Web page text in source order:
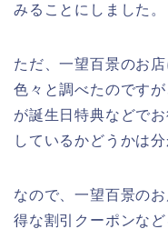
みることにしました。
ただ、一望百景のお
色々と調べたのです
が誕生日特典などで
しているかどうかは
なので、一望百景の
得な割引クーポンな